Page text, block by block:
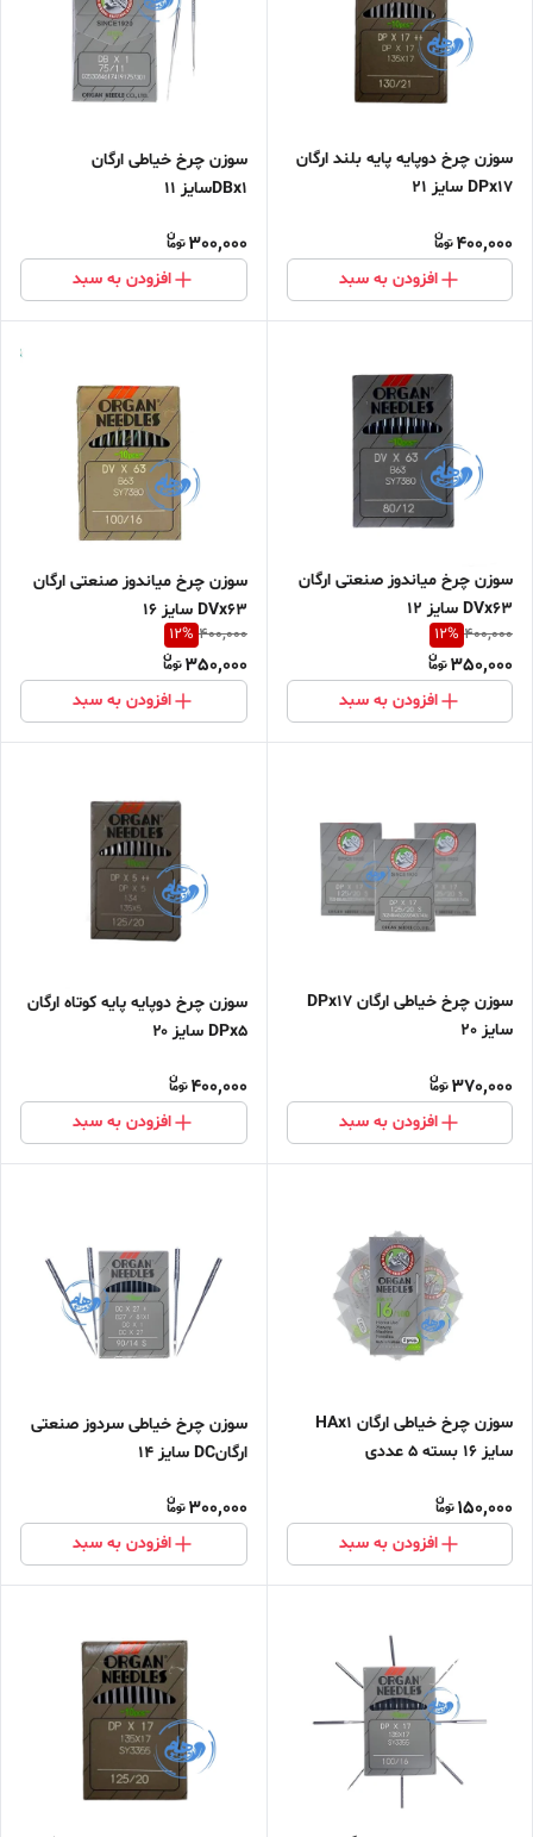
سوزن چرخ دوپایه پایه بلند ارگان
DPx17 سایز ۲۱
400,000
افزودن به سبد
سوزن چرخ خیاطی ارگان
DBx1سایز 11
300,000
افزودن به سبد
سوزن چرخ میاندوز صنعتی ارگان
DVx63 سایز ۱۲
400,000
12%
350,000
افزودن به سبد
سوزن چرخ میاندوز صنعتی ارگان
DVx63 سایز ۱۶
400,000
12%
350,000
افزودن به سبد
سوزن چرخ خیاطی ارگان DPx17
سایز 20
370,000
افزودن به سبد
سوزن چرخ دوپایه پایه کوتاه ارگان
DPx5 سایز ۲۰
400,000
افزودن به سبد
سوزن چرخ خیاطی ارگان HAx1
سایز 16 بسته 5 عددی
150,000
افزودن به سبد
سوزن چرخ خیاطی سردوز صنعتی
ارگانDC سایز 14
300,000
افزودن به سبد